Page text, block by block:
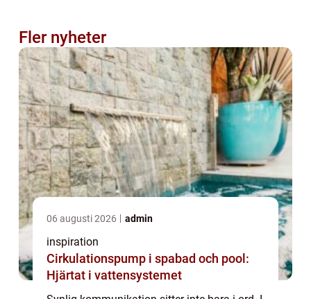
Fler nyheter
06 augusti 2026 admin
inspiration
Cirkulationspump i spabad och pool:
Hjärtat i vattensystemet